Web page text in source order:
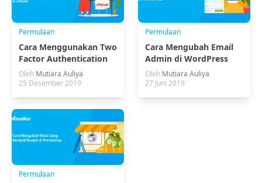
Permulaan
Cara Menggunakan Two
Factor Authentication
di cPanel
Oleh Mutiara Auliya
25 Desember 2019
Permulaan
Cara Mengubah Email
Admin di WordPress
Oleh Mutiara Auliya
27 Juni 2019
Permulaan